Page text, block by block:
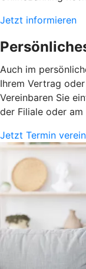
Jetzt informieren
Auch im
Ihrem Vertrag
Vereinbaren Sie
der Filiale oder am
Jetzt Termin